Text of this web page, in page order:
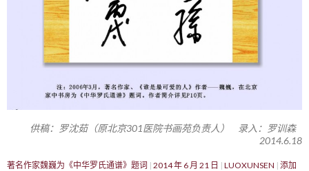
供稿：罗沈茹（原北京301医院书画苑负责人） 录入：罗训森
2014.6.18
著名作家魏巍为《中华罗氏通谱》题词 2014 年 6 月 21 日 LUOXUNSEN 添加